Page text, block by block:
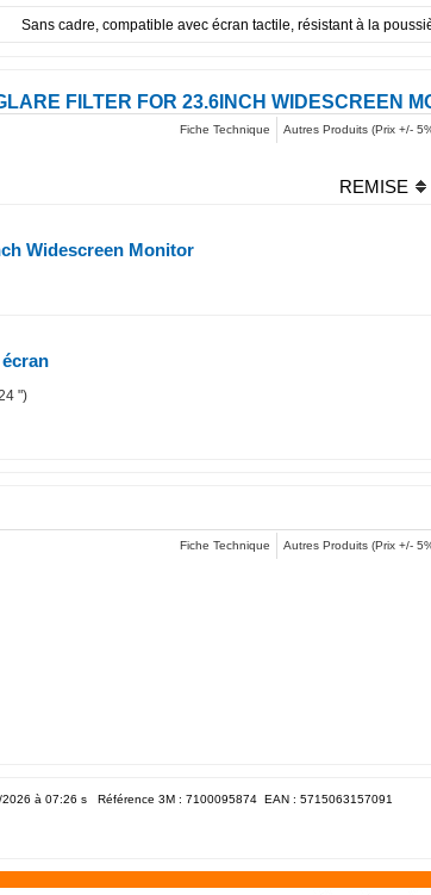
Sans cadre, compatible avec écran tactile, résistant à la
FILTER FOR 23.6INCH WIDESCREEN
Fiche Technique Autres Produits (Prix +/-
REMISE
Widescreen Monitor
")
Fiche Technique Autres Produits (Prix +/-
à 07:26 s Référence 3M : 7100095874 EAN : 5715063157091